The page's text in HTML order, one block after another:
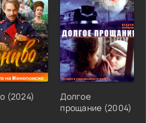
(2024)
Долгое
прощание (2004)